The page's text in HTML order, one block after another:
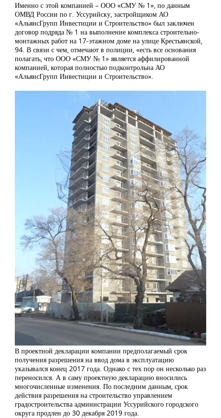
Именно с этой компанией – ООО «СМУ № 1», по данным
ОМВД России по г. Уссурийску, застройщиком АО
«АльянсГрупп Инвестиции и Строительство» был заключен
договор подряда № 1 на выполнение комплекса строительно-
монтажных работ на 17-этажном доме на улице Крестьянской,
94. В связи с чем, отмечают в полиции, «есть все основания
полагать, что ООО «СМУ № 1» является аффилированной
компанией, которая полностью подконтрольна АО
«АльянсГрупп Инвестиции и Строительство».
В проектной декларации компании предполагаемый срок
получения разрешения на ввод дома в эксплуатацию
указывался конец 2017 года. Однако с тех пор он несколько раз
переносился. А в саму проектную декларацию вносились
многочисленные изменения. По последним данным, срок
действия разрешения на строительство управлением
градостроительства администрации Уссурийского городского
округа продлен до 30 декабря 2019 года.